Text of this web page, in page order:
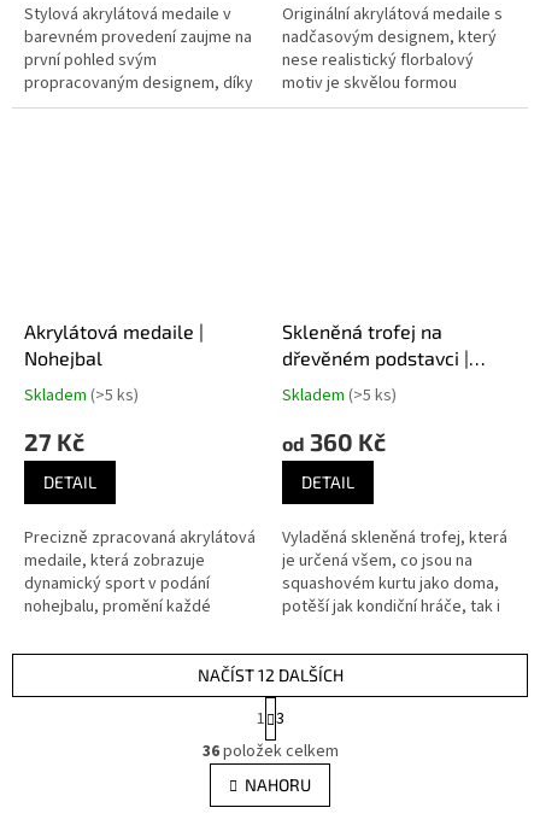
Stylová akrylátová medaile v
barevném provedení zaujme na
první pohled svým
propracovaným designem, díky
kterému je dokonalou cenou
Originální akrylátová medaile s
nadčasovým designem, který
nese realistický florbalový
motiv je skvělou formou
ocenění jednotlivců i celého
Akrylátová medaile |
Nohejbal
Skladem (>5 ks)
27 Kč
DETAIL
Precizně zpracovaná akrylátová
medaile, která zobrazuje
dynamický sport v podání
nohejbalu, promění každé
nezapomenutelný okamžik.
Skleněná trofej na
dřevěném podstavci |
Squash
Skladem (>5 ks)
od 360 Kč
DETAIL
Vyladěná skleněná trofej, která
je určená všem, co jsou na
squashovém kurtu jako doma,
potěší jak kondiční hráče, tak i
O
v
l
á
NAČÍST 12 DALŠÍCH
t
r
á
n
k
1 3
36položek celkem
NAHORU